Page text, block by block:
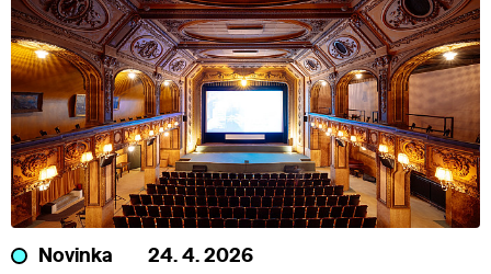
Novinka 24. 4. 2026